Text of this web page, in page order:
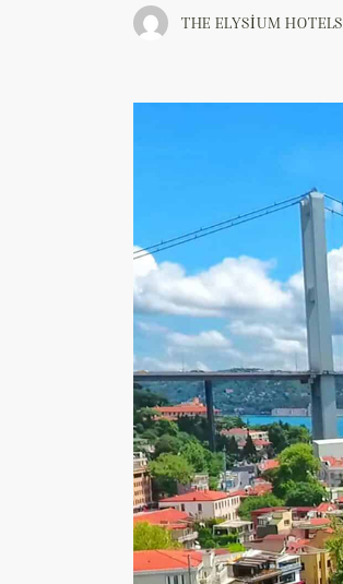
THE ELYSIUM HOTELS